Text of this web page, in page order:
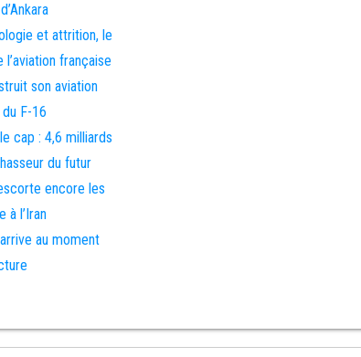
et attrition, le
française
son aviation
F-16
cap : 4,6 milliards
du futur
encore les
à l’Iran
au moment